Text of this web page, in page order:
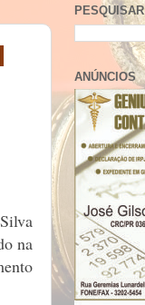
na
PESQUISAR
ANÚNCIOS